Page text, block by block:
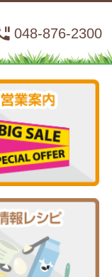
048-876-2300